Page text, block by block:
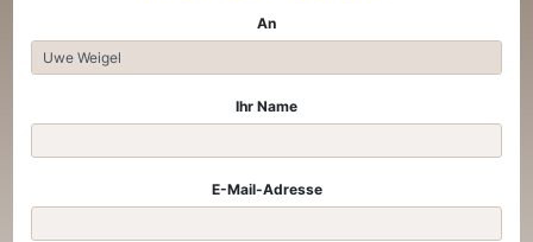
An
Ihr Name
E-Mail-Adresse